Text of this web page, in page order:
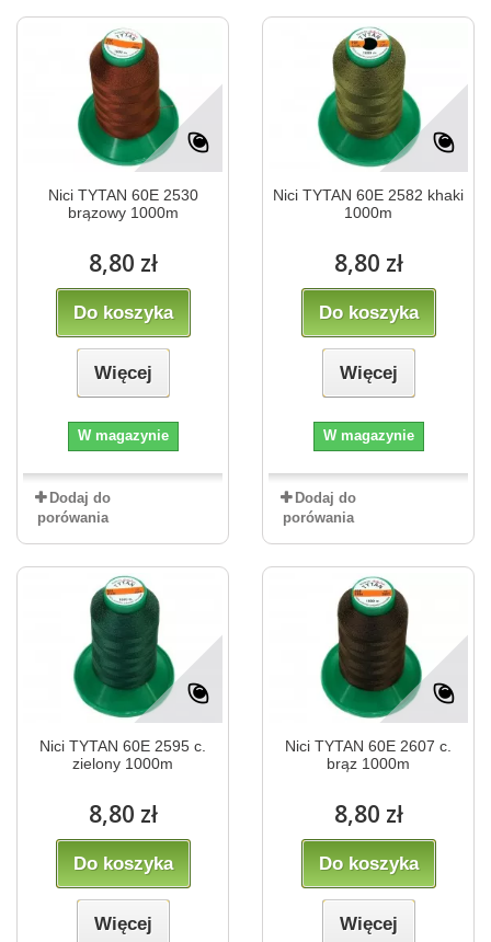
Nici TYTAN 60E 2530
brązowy 1000m
8,80 zł
Do koszyka
Więcej
W magazynie
Dodaj do
porówania
Nici TYTAN 60E 2582 khaki
1000m
8,80 zł
Do koszyka
Więcej
W magazynie
Dodaj do
porówania
Nici TYTAN 60E 2595 c.
zielony 1000m
8,80 zł
Do koszyka
Więcej
Nici TYTAN 60E 2607 c.
brąz 1000m
8,80 zł
Do koszyka
Więcej